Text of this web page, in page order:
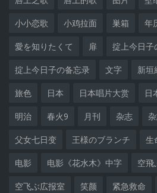
小小恋歌 小鸡拉面 巣箱 年
愛を知りたくて 扉 掟上今日子
掟上今日子の备忘录 文字 新垣
旅色 日本 日本唱片大赏 日
明治 春火9 月刊 杂志
父女七日变 王様のブランチ 生
电影 电影《花水木》中字 空飛
空飞ぶ広报室 笑颜 紧急救命